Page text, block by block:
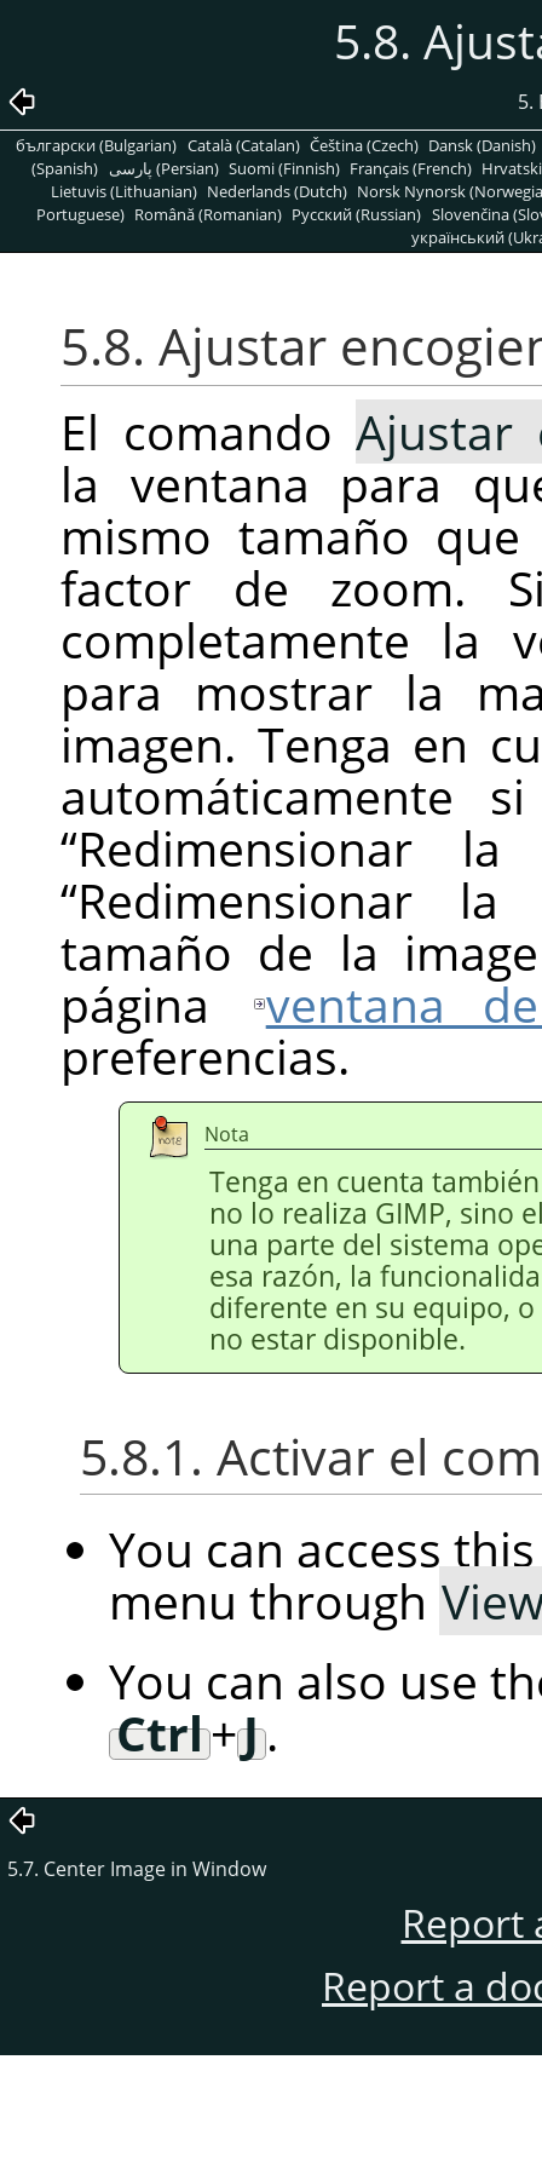
5.8.
5.
български (Bulgarian) Català (Catalan) Čeština (Czech) Dansk (Danish)
(Spanish)
پارسی (Persian) Suomi (Finnish) Français (French)
Lietuvis (Lithuanian) Nederlands (Dutch) Norsk Nynorsk
Portuguese) Română (Romanian) Pусский (Russian) Slovenčina
український
5.8. Ajustar
El comando Ajustar
la ventana para
mismo tamaño
factor de zoom.
completamente la
para mostrar la
imagen. Tenga en
automáticamente
“Redimensionar
“Redimensionar
tamaño de la
página
ventana
preferencias.
Nota
Tenga en cuenta
no lo realiza GIMP, sino
una parte del sistema
esa razón, la
diferente en su equipo,
no estar disponible.
5.8.1. Activar el
You can access
menu through
You can also use
Ctrl+J.
5.7. Center Image in Window
Report
Report a